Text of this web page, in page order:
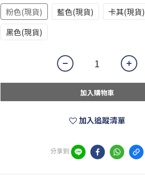
粉色(現貨) 藍色(現貨)
卡其(現貨)
黑色(現貨)
加入購物車
加入追蹤清單
分享到